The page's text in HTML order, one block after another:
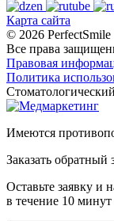
Карта сайта
© 2026 PerfectSmile
Все права
Правовая
Политика
Имеются
Заказать обратный
Оставьте заявку и
в течение 10 минут